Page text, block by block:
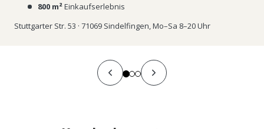
800 m²Einkaufserlebnis
Stuttgarter Str. 53 · 71069 Sindelfingen, Mo–Sa 8–20 Uhr